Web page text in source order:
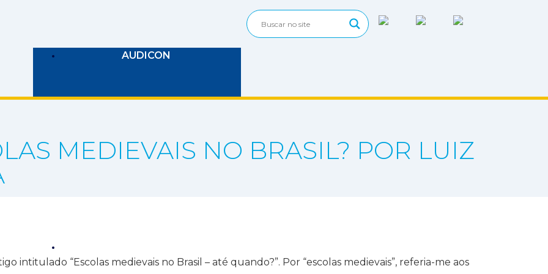
AUDICON
MEDIEVAIS NO BRASIL? POR LUIZ
intitulado “Escolas medievais no Brasil – até quando?”. Por “escolas medievais”, referia-me aos